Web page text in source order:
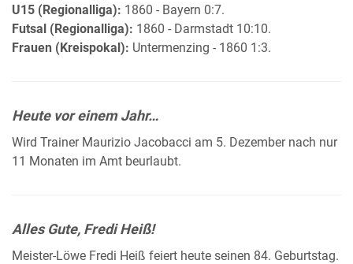
U15 (Regionalliga): 1860 - Bayern 0:7.
Futsal (Regionalliga): 1860 - Darmstadt 10:10.
Frauen (Kreispokal): Untermenzing - 1860 1:3.
Heute vor einem Jahr…
Wird Trainer Maurizio Jacobacci am 5. Dezember nach nur
11 Monaten im Amt beurlaubt.
Alles Gute, Fredi Heiß!
Meister-Löwe Fredi Heiß feiert heute seinen 84. Geburtstag.